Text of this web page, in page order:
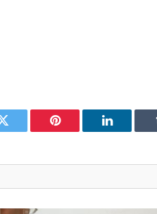
Twitter Pinterest LinkedIn